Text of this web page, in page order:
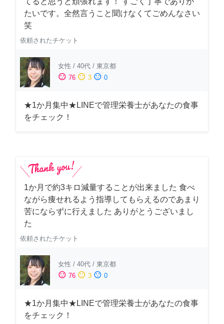
たいです。全然言うこと聞けなくてごめんなさい
笑
依頼されたチケット
女性 / 40代 / 東京都
sentiment_satisfied 76 sentiment_neutral 3 sentiment_dissatisfied 0
★1か月集中★LINEで管理栄養士があなたの食事
をチェック！
1か月で約3キロ減量することが出来ました 食べ
ながら痩せれるよう指導してもらえるのであまり
苦にならずに行えました ありがとうございまし
た
依頼されたチケット
女性 / 40代 / 東京都
sentiment_satisfied 76 sentiment_neutral 3 sentiment_dissatisfied 0
★1か月集中★LINEで管理栄養士があなたの食事
をチェック！